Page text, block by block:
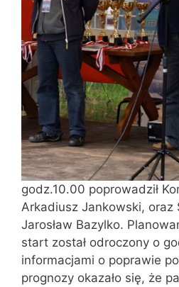
godz.10.00 poprowadził
Arkadiusz Jankowski, oraz
Jarosław Bazylko.
start został odroczony o
informacjami o poprawie
prognozy okazało się, że